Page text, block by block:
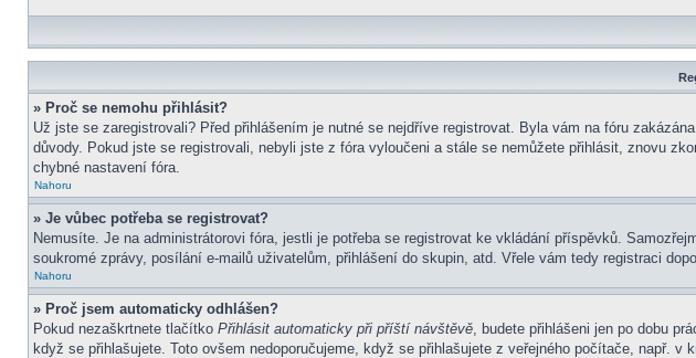
» Proč se nemohu přihlásit?
Už jste se zaregistrovali? Před přihlášením je nutné se nejdříve registrovat. Byla vám na fóru
důvody. Pokud jste se registrovali, nebyli jste z fóra vyloučeni a stále se nemůžete přihlásit, znovu
chybné nastavení fóra.
Nahoru
» Je vůbec potřeba se registrovat?
Nemusíte. Je na administrátorovi fóra, jestli je potřeba se registrovat ke vkládání příspěvků.
soukromé zprávy, posílání e-mailů uživatelům, přihlášení do skupin, atd. Vřele vám tedy registraci
Nahoru
» Proč jsem automaticky odhlášen?
Pokud nezaškrtnete tlačítko Přihlásit automaticky při příští návštěvě, budete přihlášeni jen po dobu
když se přihlašujete. Toto ovšem nedoporučujeme, když se přihlašujete z veřejného počítače, např. v